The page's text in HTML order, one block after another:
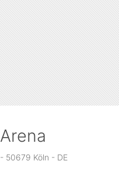
50679 Köln - DE